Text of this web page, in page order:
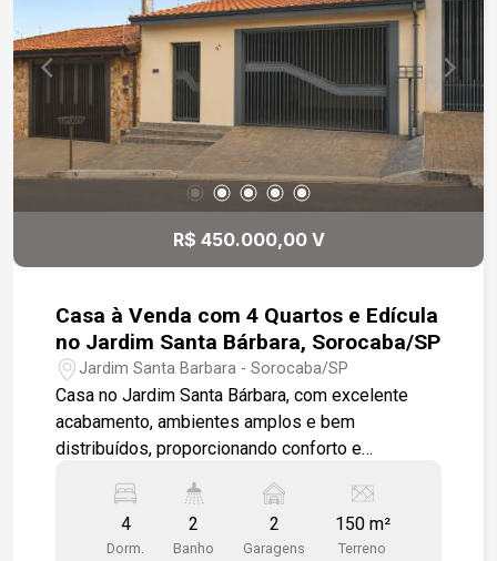
arejados e bem iluminados. Localização
privilegiada, próximo à Avenida São Paulo, fácil
acesso ao Mercado Confiança. Próximo a
escolas, supermercados, farmácias e diversos
comércios. Região consolidada, com excelente
infraestrutura e mobilidade. Esta é uma excelente
oportunidade para quem deseja morar em um
bairro tradicional, com toda a conveniência do dia
a dia ao alcance e em uma localização
R$ 450.000,00 V
Casa à Venda com 4 Quartos e Edícula
no Jardim Santa Bárbara, Sorocaba/SP
Jardim Santa Barbara - Sorocaba/SP
Casa no Jardim Santa Bárbara, com excelente
acabamento, ambientes amplos e bem
distribuídos, proporcionando conforto e
sendo 1 com closet -Sala de estar -Cozinha com
armários -Área de luz -Área de serviço coberta -
Ar-condicionado nos 3 dormitórios -Banheiro com
4
Dorm.
2
Banho
2
Garagens
150 m²
Terreno